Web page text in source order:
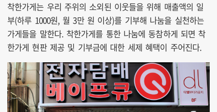
착한가게는 우리 주위의 소외된 이웃들을 위해 매출액의 일
부(하루 1000원, 월 3만 원 이상)를 기부해 나눔을 실천하는
가게들을 말한다. 착한가게를 통한 나눔에 동참하게 되면 착
한가게 현판 제공 및 기부금에 대한 세제 혜택이 주어진다.